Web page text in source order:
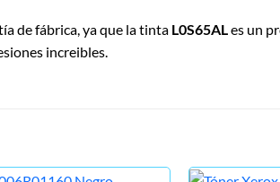
de fábrica, ya que la tinta L0S65AL es un
increibles.